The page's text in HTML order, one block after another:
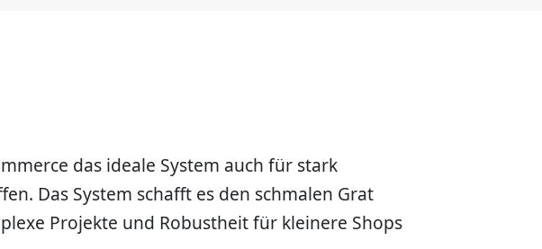
das ideale System auch für stark
Das System schafft es den schmalen Grat
Projekte und Robustheit für kleinere Shops